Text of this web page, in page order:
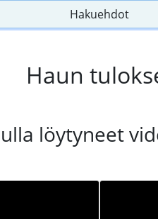
Hakuehdot
Haun
löytyneet